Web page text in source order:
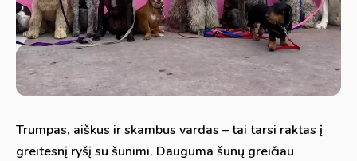
Trumpas, aiškus ir skambus vardas – tai tarsi raktas į
greitesnį ryšį su šunimi. Dauguma šunų greičiau